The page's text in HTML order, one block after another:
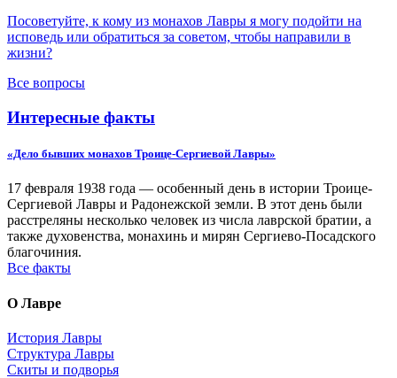
Посоветуйте, к кому из монахов Лавры я могу подойти на
исповедь или обратиться за советом, чтобы направили в
жизни?
Все вопросы
Интересные факты
«Дело бывших монахов Троице-Сергиевой Лавры»
17 февраля 1938 года — особенный день в истории Троице-
Сергиевой Лавры и Радонежской земли. В этот день были
расстреляны несколько человек из числа лаврской братии, а
также духовенства, монахинь и мирян Сергиево-Посадского
благочиния.
Все факты
О Лавре
История Лавры
Структура Лавры
Скиты и подворья